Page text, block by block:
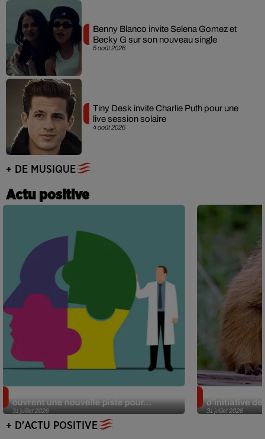
5 août 2026
Benny Blanco invite Selena Gomez et
Becky G sur son nouveau single
4 août 2026
Tiny Desk invite Charlie Puth pour une
live session solaire
+ DE MUSIQUE
Actu positive
31 juillet 2026
ouvrent une nouvelle piste pour...
31 juillet 2026
d’initiative
+ D'ACTU POSITIVE